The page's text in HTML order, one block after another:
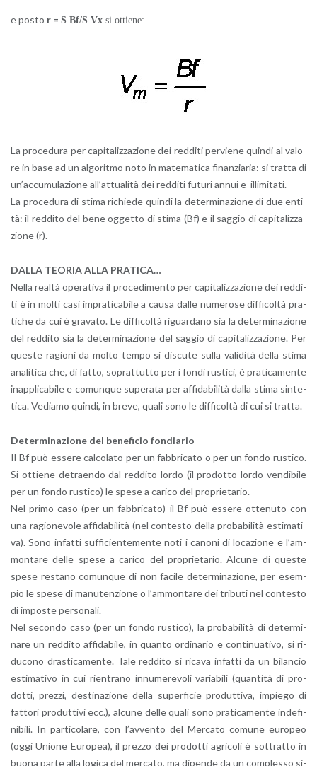
e posto r = S Bf/S Vx si ot­tie­ne:
La pro­ce­du­ra per ca­pi­ta­liz­za­zio­ne dei red­di­ti per­vie­ne quin­di al va­lo­
re in base ad un al­go­rit­mo noto in ma­te­ma­ti­ca fi­nan­zia­ria: si trat­ta di
un’ac­cu­mu­la­zio­ne al­l’at­tua­li­tà dei red­di­ti fu­tu­ri annui e il­li­mi­ta­ti.
La pro­ce­du­ra di stima ri­chie­de quin­di la de­ter­mi­na­zio­ne di due en­ti­
tà: il red­di­to del bene og­get­to di stima (Bf) e il sag­gio di ca­pi­ta­liz­za­
zio­ne (r).
DALLA TEO­RIA ALLA PRA­TI­CA…
Nella real­tà ope­ra­ti­va il pro­ce­di­men­to per ca­pi­ta­liz­za­zio­ne dei red­di­
ti è in molti casi im­pra­ti­ca­bi­le a causa dalle nu­me­ro­se dif­fi­col­tà pra­
ti­che da cui è gra­va­to. Le dif­fi­col­tà ri­guar­da­no sia la de­ter­mi­na­zio­ne
del red­di­to sia la de­ter­mi­na­zio­ne del sag­gio di ca­pi­ta­liz­za­zio­ne. Per
que­ste ra­gio­ni da molto tempo si di­scu­te sulla va­li­di­tà della stima
ana­li­ti­ca che, di fatto, so­prat­tut­to per i fondi ru­sti­ci, è pra­ti­ca­men­te
inap­pli­ca­bi­le e co­mun­que su­pe­ra­ta per af­fi­da­bi­li­tà dalla stima sin­te­
ti­ca. Ve­dia­mo quin­di, in breve, quali sono le dif­fi­col­tà di cui si trat­ta.
De­ter­mi­na­zio­ne del be­ne­fi­cio fon­dia­rio
Il Bf può es­se­re cal­co­la­to per un fab­bri­ca­to o per un fondo ru­sti­co.
Si ot­tie­ne de­traen­do dal red­di­to lordo (il pro­dot­to lordo ven­di­bi­le
per un fondo ru­sti­co) le spese a ca­ri­co del pro­prie­ta­rio.
Nel primo caso (per un fab­bri­ca­to) il Bf può es­se­re ot­te­nu­to con
una ra­gio­ne­vo­le af­fi­da­bi­li­tà (nel con­te­sto della pro­ba­bi­li­tà esti­ma­ti­
va). Sono in­fat­ti suf­fi­cien­te­men­te noti i ca­no­ni di lo­ca­zio­ne e l’am­
mon­ta­re delle spese a ca­ri­co del pro­prie­ta­rio. Al­cu­ne di que­ste
spese re­sta­no co­mun­que di non fa­ci­le de­ter­mi­na­zio­ne, per esem­
pio le spese di ma­nu­ten­zio­ne o l’am­mon­ta­re dei tri­bu­ti nel con­te­sto
di im­po­ste per­so­na­li.
Nel se­con­do caso (per un fondo ru­sti­co), la pro­ba­bi­li­tà di de­ter­mi­
na­re un red­di­to af­fi­da­bi­le, in quan­to or­di­na­rio e con­ti­nua­ti­vo, si ri­
du­co­no dra­sti­ca­men­te. Tale red­di­to si ri­ca­va in­fat­ti da un bi­lan­cio
esti­ma­ti­vo in cui rien­tra­no in­nu­me­re­vo­li va­ria­bi­li (quan­ti­tà di pro­
dot­ti, prez­zi, de­sti­na­zio­ne della su­per­fi­cie pro­dut­ti­va, im­pie­go di
fat­to­ri pro­dut­ti­vi ecc.), al­cu­ne delle quali sono pra­ti­ca­men­te in­de­fi­
ni­bi­li. In par­ti­co­la­re, con l’av­ven­to del Mer­ca­to co­mu­ne eu­ro­peo
(oggi Unio­ne Eu­ro­pea), il prez­zo dei pro­dot­ti agri­co­li è sot­trat­to in
buona parte alla lo­gi­ca del mer­ca­to, ma di­pen­de da un com­ples­so si­